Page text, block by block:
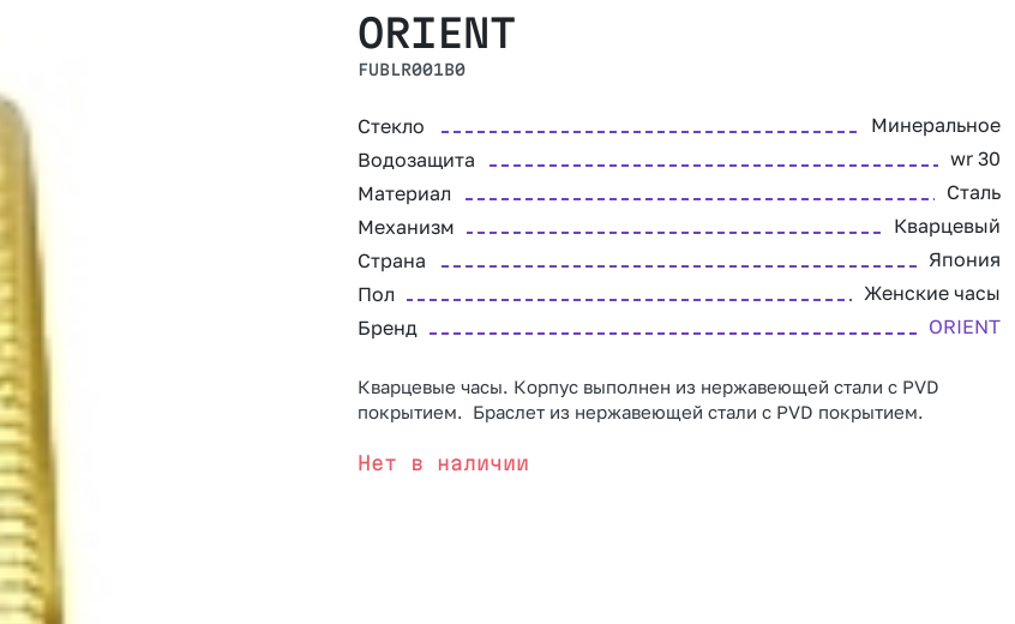
ORIENT
FUBLR001B0
Стекло
Минеральное
Водозащита
wr 30
Материал
Сталь
Механизм
Кварцевый
Страна
Япония
Пол
Женские часы
Бренд
ORIENT
Кварцевые часы. Корпус выполнен из нержавеющей стали с PVD
покрытием. Браслет из нержавеющей стали с PVD покрытием.
Нет в наличии